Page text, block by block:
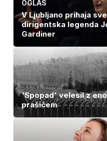
OGLAS
V Ljubljano prihaja
dirigentska legenda
Gardiner
'Spopad' velesil z
prašičem